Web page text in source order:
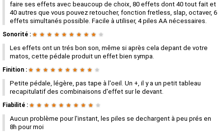
faire ses effets avec beaucoup de choix, 80 effets dont 40 tout fait et
40 autres que vous pouvez retoucher, fonction fretless, slap, octaver, 6
effets simultanés possible. Facile à utiliser, 4 piles AA nécessaires.
Sonorité : ★ ★ ★ ★ ★ ★ ★ ★ ★ ★
Les effets ont un trés bon son, même si après cela depant de votre
matos, cette pédale produit un effet bien sympa.
Finition : ★ ★ ★ ★ ★ ★ ★ ★ ★ ★
Petite pédale, légère, pas tape à l'oeil. Un +, il y a un petit tableau
recapitulatif des combinaisons d'effet sur le devant.
Fiabilité : ★ ★ ★ ★ ★ ★ ★ ★ ★ ★
Aucun problème pour l'instant, les piles se dechargent à peu prés en
8h pour moi